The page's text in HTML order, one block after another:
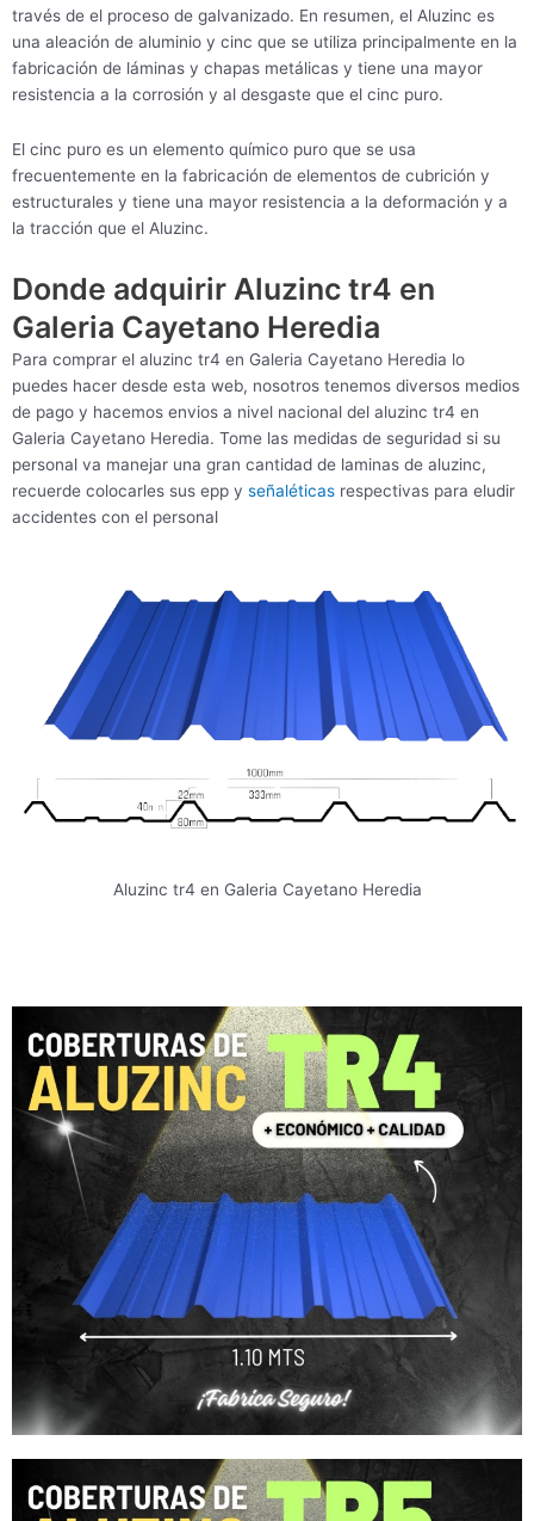
través de el proceso de galvanizado. En resumen, el Aluzinc es
una aleación de aluminio y cinc que se utiliza principalmente en la
fabricación de láminas y chapas metálicas y tiene una mayor
resistencia a la corrosión y al desgaste que el cinc puro.
El cinc puro es un elemento químico puro que se usa
frecuentemente en la fabricación de elementos de cubrición y
estructurales y tiene una mayor resistencia a la deformación y a
la tracción que el Aluzinc.
Donde adquirir Aluzinc tr4 en
Galeria Cayetano Heredia
Para comprar el aluzinc tr4 en Galeria Cayetano Heredia lo
puedes hacer desde esta web, nosotros tenemos diversos medios
de pago y hacemos envios a nivel nacional del aluzinc tr4 en
Galeria Cayetano Heredia. Tome las medidas de seguridad si su
personal va manejar una gran cantidad de laminas de aluzinc,
recuerde colocarles sus epp y señaléticas respectivas para eludir
accidentes con el personal
Aluzinc tr4 en Galeria Cayetano Heredia